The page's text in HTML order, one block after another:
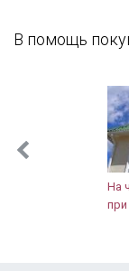
Луховицы
Наро-Фоминск
буду к вам
В помощь
На